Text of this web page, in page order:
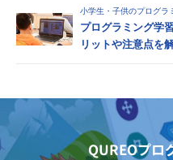
小学生・子供のプログラ
プログラミング学
リットや注意点を
QUREOプロ